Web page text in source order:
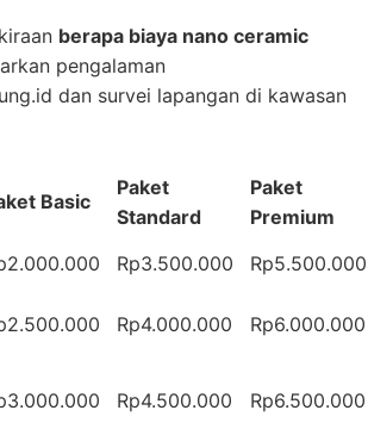
berapa biaya nano ceramic
pengalaman
dan survei lapangan di kawasan
Basic
Paket
Standard
Paket
Premium
Rp3.500.000
Rp5.500.000
Rp4.000.000 Rp6.000.000
Rp4.500.000 Rp6.500.000